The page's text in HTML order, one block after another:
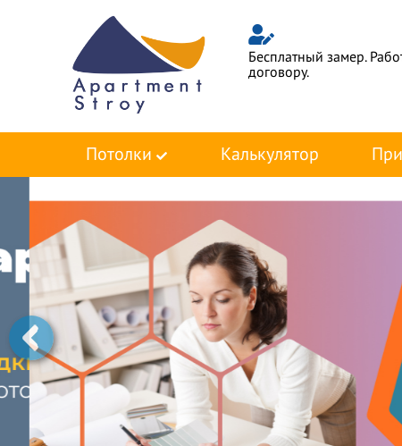
Бесплатный замер.
договору.
Потолки Калькулятор